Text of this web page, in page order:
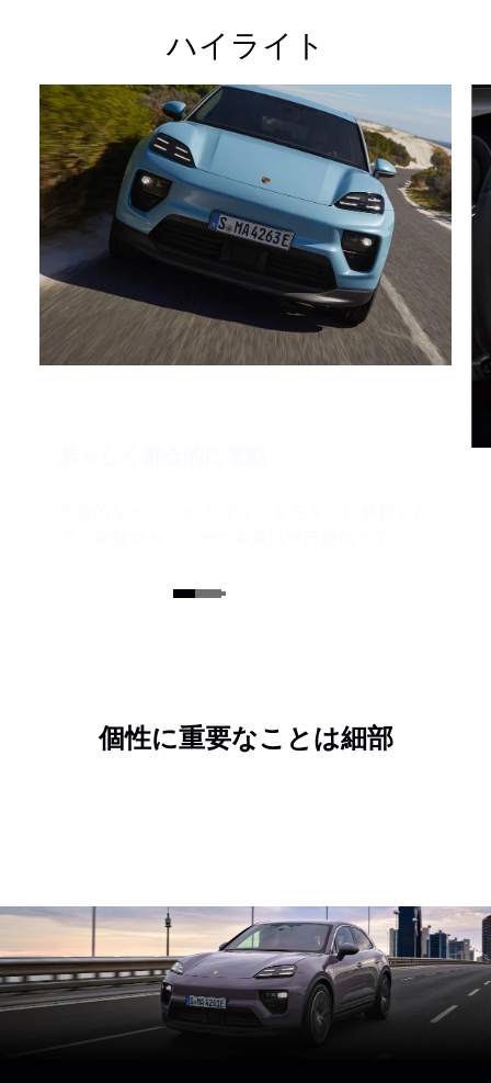
ハイライト
個性に重要なことは細部